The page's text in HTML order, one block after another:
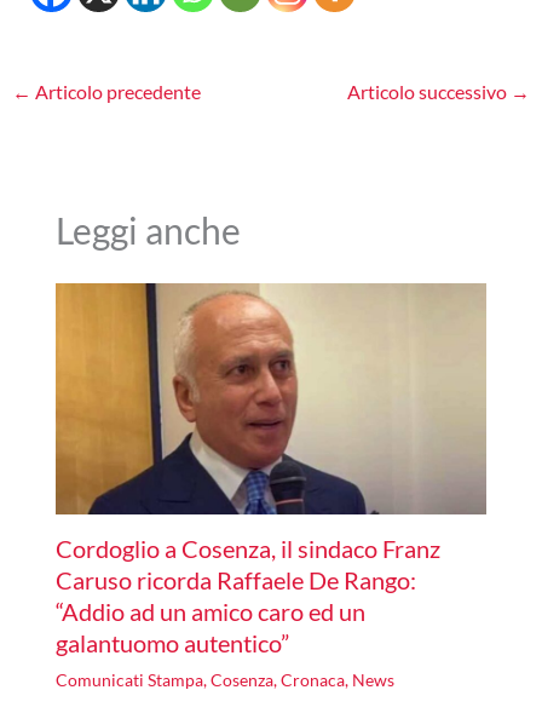
← Articolo precedente Articolo successivo →
Leggi anche
Cordoglio a Cosenza, il sindaco Franz
Caruso ricorda Raffaele De Rango:
“Addio ad un amico caro ed un
galantuomo autentico”
Comunicati Stampa,Cosenza,Cronaca, News